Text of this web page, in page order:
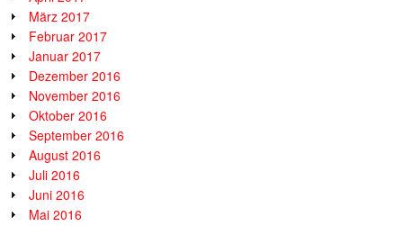
März 2017
Februar 2017
Januar 2017
Dezember 2016
November 2016
Oktober 2016
September 2016
August 2016
Juli 2016
Juni 2016
Mai 2016